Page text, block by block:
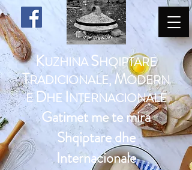
KUZHINASHQIPTARE
TRADICIONALE, MODERN
EDHE INTERNACIONALE
Gatimet me te mira
Shqiptare dhe
Internacionale